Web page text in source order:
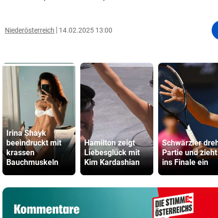
Niederösterreich 14.02.2025 13:00
Irina Shayk
beeindruckt mit
krassen
Bauchmuskeln
Hamilton zeigt
Liebesglück mit
Kim Kardashian
Schwärzler
Partie und zieht
ins Finale ein